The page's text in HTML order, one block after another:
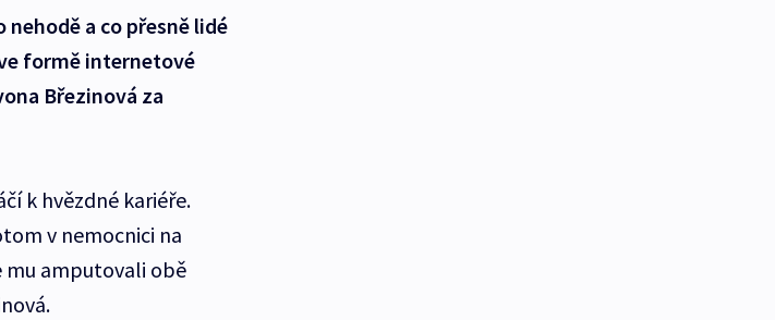
a co přesně lidé
formě internetové
Březinová za
k hvězdné kariéře.
v nemocnici na
mu amputovali obě